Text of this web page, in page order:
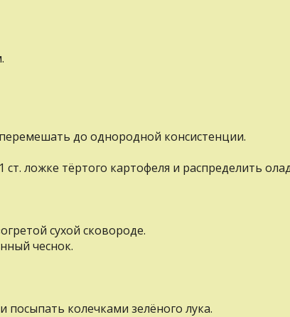
до однородной консистенции.
ложке тёртого картофеля и распределить
сухой сковороде.
чеснок.
колечками зелёного лука.